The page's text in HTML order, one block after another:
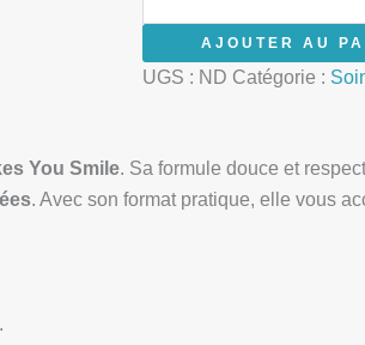
AJOUTER AU
UGS : ND Catégorie :
You Smile. Sa formule douce et
. Avec son format pratique, elle vous